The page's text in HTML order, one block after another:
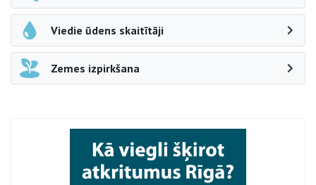
Viedie ūdens skaitītāji
Zemes izpirkšana